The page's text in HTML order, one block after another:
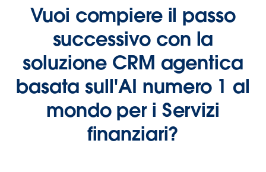
Vuoi compiere il passo
successivo con la
soluzione CRM agentica
basata sull'AI numero 1 al
mondo per i Servizi
finanziari?